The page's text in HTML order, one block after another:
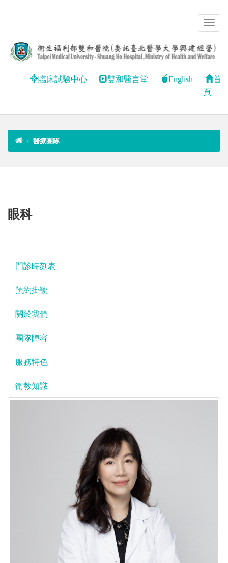
臨床試驗中心 雙和醫言堂 English
首
頁
醫療團隊
眼科
門診時刻表
預約掛號
關於我們
團隊陣容
服務特色
衛教知識